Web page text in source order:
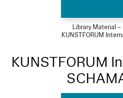
Library Material –
KUNSTFORUM
KUNSTFORUM